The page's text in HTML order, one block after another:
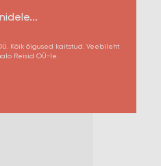
Kõik õigused kaitstud. Veebileht
Reisid OÜ-le.